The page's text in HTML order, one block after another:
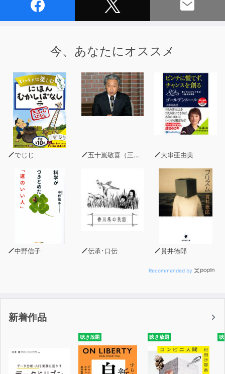
ろうじて第三セクター形式の『關門鉄道』としての存続を
電気機関車たち。
ョンが少し苦手な、EF10 23号機専用レイルロオドのし
ろがねも、「蓄音レエル」への参加を依頼される。
トンネルの両端に位置するふたつの街を訪ね歩いて、あな
たとのんびり音探しをはじめます。
【トラックリスト】
1.「プロローグ。しろがねの自己紹介」(夜行フェリーの室
内の音/ASMR差分有)
2.「音集めの始まり。關門海峡人道」(關門海峡人道環境
3.「開店前の唐穫市場」(唐穫市場環境音&デッキブラシご
4.「關門海峡の船たち」(波音+行き交う船達の音
6.「しろがねの左耳みみかき」(植物園の雨音+オイル綿棒
&耳かきでの耳かき/ASMR差分有)
7.「左耳みみかきと、寄り添いあってのうたたねと」(ウ
ィスパーでのおしゃべり+うたた寝)
8.「寝息ループ」
今、あなたにオススメ
でじじ 五十嵐敬喜（三菱UFJリサーチ＆コンサルティング執行役員調査本部長） 大串亜由美
中野信子 伝承･口伝 貫井徳郎
Recommended by
新着作品
聴き放題 聴き放題 聴